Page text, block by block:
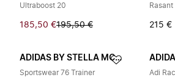
Ultraboost 20
185,50 €195,50 € 215 €
ADIDAS BY STELLA MCCARTNEY
Sportswear 76 Trainer Adi